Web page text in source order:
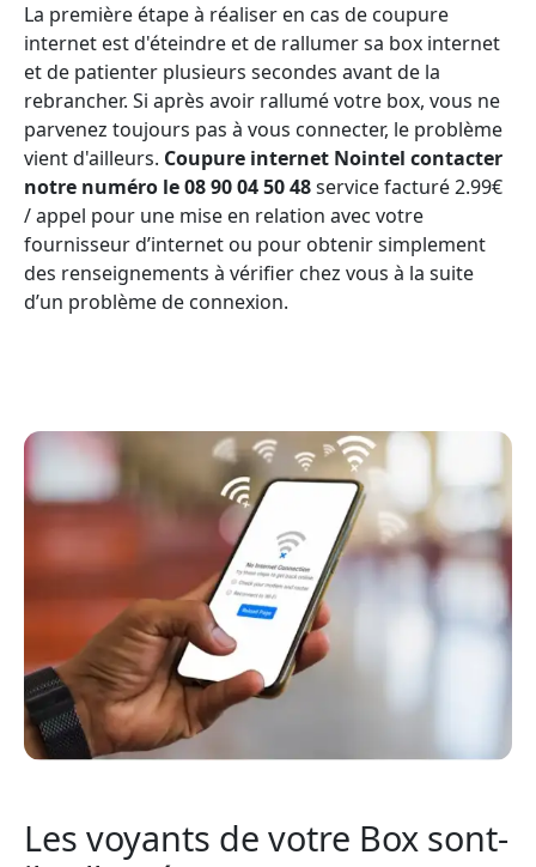
La première étape à réaliser en cas de coupure
internet est d'éteindre et de rallumer sa box internet
et de patienter plusieurs secondes avant de la
rebrancher. Si après avoir rallumé votre box, vous ne
parvenez toujours pas à vous connecter, le problème
vient d'ailleurs. Coupure internet Nointel contacter
notre numéro le 08 90 04 50 48service facturé 2.99€
/ appel pour une mise en relation avec votre
fournisseur d’internet ou pour obtenir simplement
des renseignements à vérifier chez vous à la suite
d’un problème de connexion.
Les voyants de votre Box sont-